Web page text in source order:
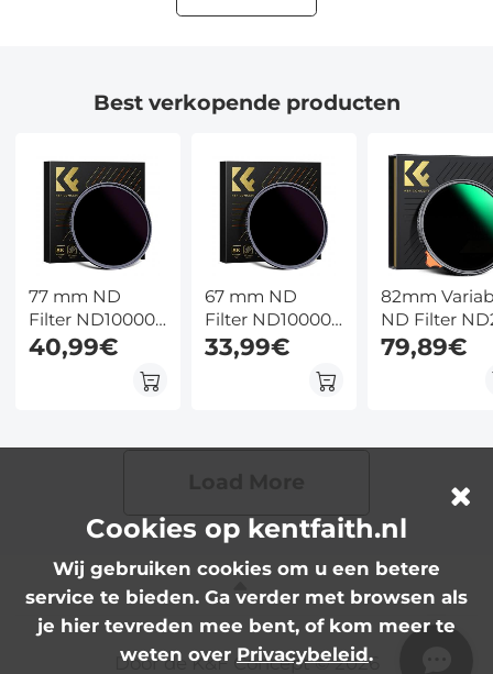
Best verkopende producten
77 mm ND
Filter ND100000
Zonnefilter 16.6
Stops Solide
Gebruikt Om
Te Fotograferen)
40,99€
67 mm ND
Filter ND100000
Zonnefilter 16.6
Stops Solide
Gebruikt Om
Zonsverduisteringen
Te
Fotograferen),Niet
bezorgd vóór 12
augustus
33,99€
82mm
ND Filter
ND400 (1 - 9
Stops)
79,89€
Door de K&F Concept © 2026
Cookies op kentfaith.nl
Wij gebruiken cookies om u een betere
service te bieden. Ga verder met browsen als
je hier tevreden mee bent, of kom meer te
weten over Privacybeleid.